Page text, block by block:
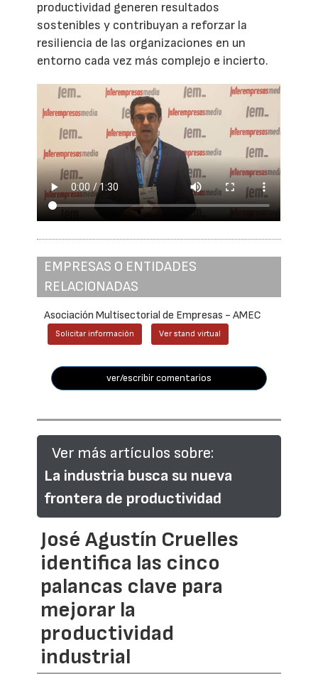
productividad generen resultados
sostenibles y contribuyan a reforzar la
resiliencia de las organizaciones en un
entorno cada vez más complejo e incierto.
EMPRESAS O ENTIDADES
RELACIONADAS
Asociación Multisectorial de Empresas - AMEC
Solicitar información Ver stand virtual
ver/escribir comentarios
Ver más artículos sobre:
La industria busca su nueva
frontera de productividad
José Agustín Cruelles
identifica las cinco
palancas clave para
mejorar la
productividad
industrial